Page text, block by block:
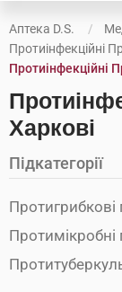
Аптека D.S.
Протиінфекційні
Протиінфекційні
Харкові
Підкатегорії
Протигрибкові
Протимікробні